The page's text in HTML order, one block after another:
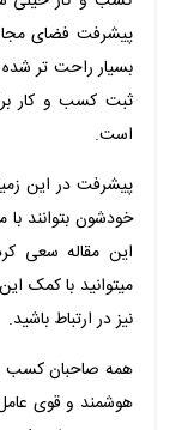
پیشرفت فضای
بسیار راحت تر
ثبت کسب و کار
است.
پیشرفت در این
خودشون بتوانند
این مقاله سعی
میتوانید با کمک
نیز در ارتباط باشید.
همه صاحبان کسب و
هوشمند و قوی